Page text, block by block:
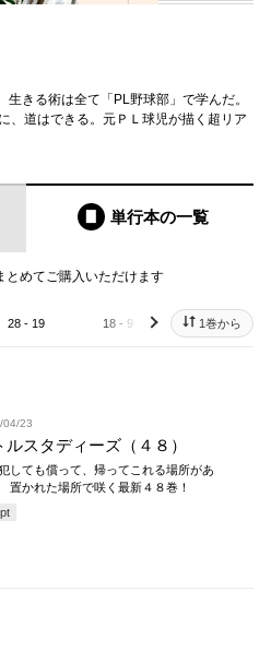
生きる術は全て「PL野球部」で学んだ。
、道はできる。元ＰＬ球児が描く超リア
単行本の一覧
とめてご購入いただけます
28 - 19 18 - 9 8 - 1
next 1巻から
04/23
ルスタディーズ（４８）
しても償って、帰ってこれる場所があ
置かれた場所で咲く最新４８巻！
pt